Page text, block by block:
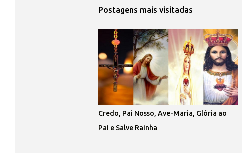
Postagens mais visitadas
Credo, Pai Nosso, Ave-Maria, Glória ao
Pai e Salve Rainha